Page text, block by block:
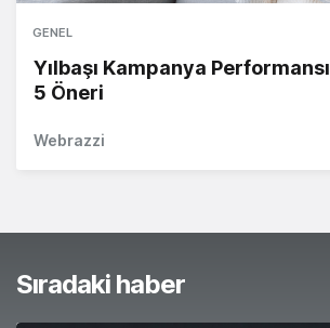
GENEL
Yılbaşı Kampanya
5 Öneri
Webrazzi
Sıradaki haber